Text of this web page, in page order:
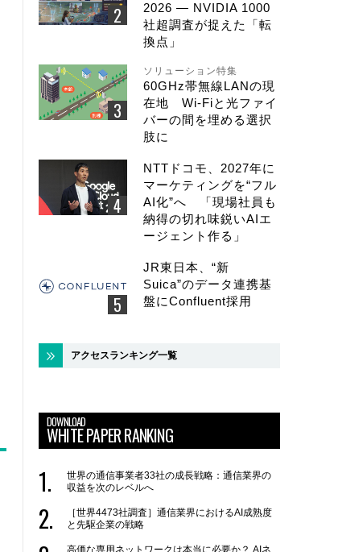
2026 ― NVIDIA 1000
社超調査が捉えた「転
換点」
ソリューション特集
60GHz帯無線LANの現
在地 Wi-Fiと光ファイ
バーの間を埋める選択
肢に
NTTドコモ、2027年に
マーケティングを“フル
AI化”へ 「現場社員も
納得の切れ味鋭いAIエ
ージェント作る」
JR東日本、“新
Suica”のデータ連携基
盤にConfluent採用
アクセスランキング一覧
DOWNLOAD
WHITE PAPER RANKING
世界の通信事業者33社の成長戦略：通信業界の
収益を次のレベルへ
［世界4473社調査］通信業界におけるAI成熟度
と先駆企業の戦略
高価な専用ネットワークは本当に必要か？ AIネ